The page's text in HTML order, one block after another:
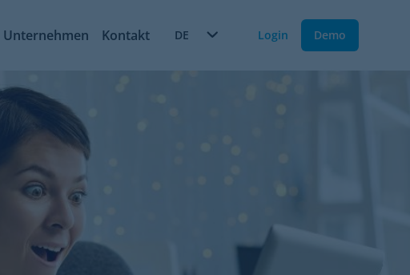
Unternehmen Kontakt DE Login Demo